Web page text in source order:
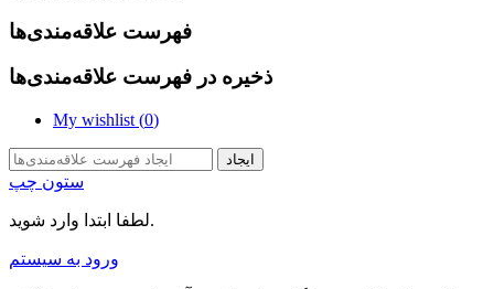
فهرست علاقه‌مندی‌ها
ذخیره در فهرست علاقه‌مندی‌ها
My wishlist (0)
ایجاد
ستون چپ
لطفا ابتدا وارد شوید.
ورود به سیستم